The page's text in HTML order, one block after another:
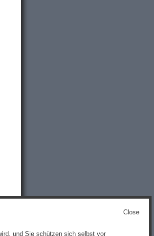
Close
und Sie schützen sich selbst vor